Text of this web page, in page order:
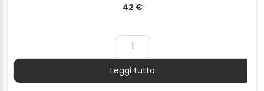
42 €
Quantità
Leggi tutto